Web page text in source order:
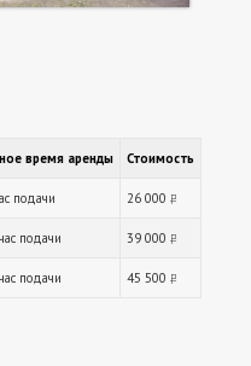
время аренды Стоимость
подачи 26 000 руб.
подачи 39 000 руб.
подачи 45 500 руб.